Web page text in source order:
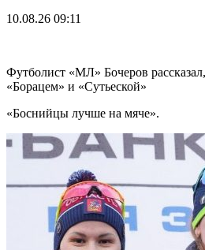
10.08.26 09:11
Футболист «МЛ» Бочеров
«Борацем» и «Сутьеской»
«Боснийцы лучше на мяче».